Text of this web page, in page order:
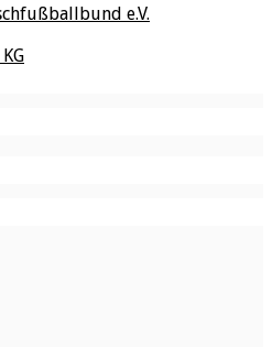
e.V.